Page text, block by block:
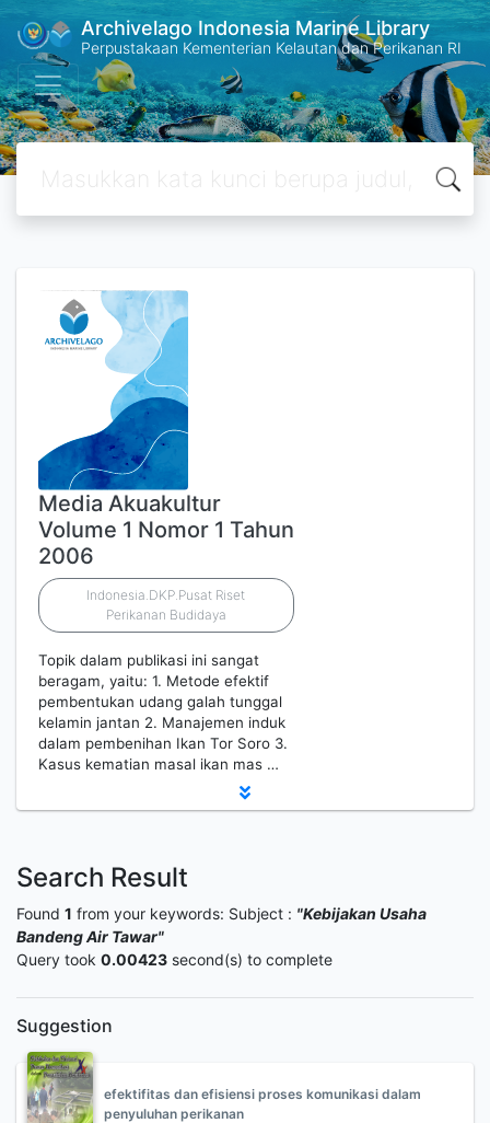
Archivelago Indonesia Marine Library
Perpustakaan Kementerian Kelautan dan Perikanan RI
Media Akuakultur
Volume 1 Nomor 1 Tahun
2006
Indonesia.DKP.Pusat Riset
Perikanan Budidaya
Topik dalam publikasi ini sangat
beragam, yaitu: 1. Metode efektif
pembentukan udang galah tunggal
kelamin jantan 2. Manajemen induk
dalam pembenihan Ikan Tor Soro 3.
Kasus kematian masal ikan mas …
Search Result
Found 1 from your keywords: Subject : "Kebijakan Usaha
Bandeng Air Tawar"
Query took 0.00423 second(s) to complete
Suggestion
efektifitas dan efisiensi proses komunikasi dalam
penyuluhan perikanan